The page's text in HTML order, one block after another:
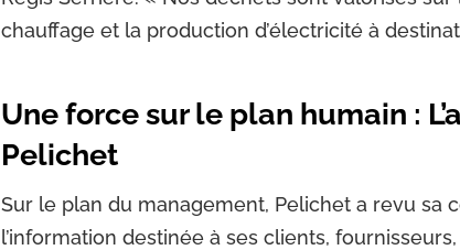
chauffage et la production d’électricité à
Une force sur le plan humain :
Pelichet
Sur le plan du management, Pelichet a revu sa
l’information destinée à ses clients,